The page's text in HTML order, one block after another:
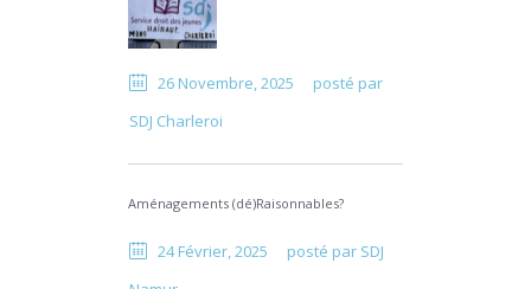
26 Novembre, 2025
posté par
SDJ Charleroi
Aménagements (dé)Raisonnables?
24 Février, 2025 posté par SDJ